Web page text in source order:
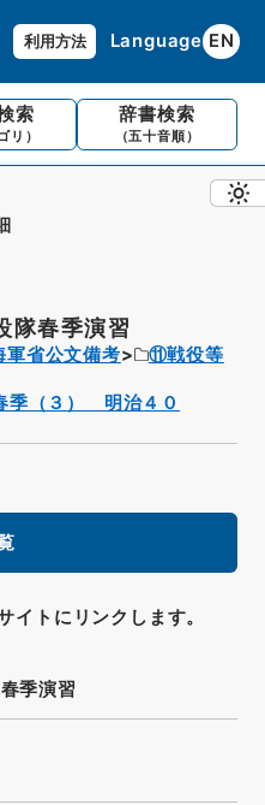
利用方法 Language EN
索
リ）
辞書検索
（五十音順）
隊春季演習
軍省公文備考
⑪戦役等
（３） 明治４０
イトにリンクします。
季演習